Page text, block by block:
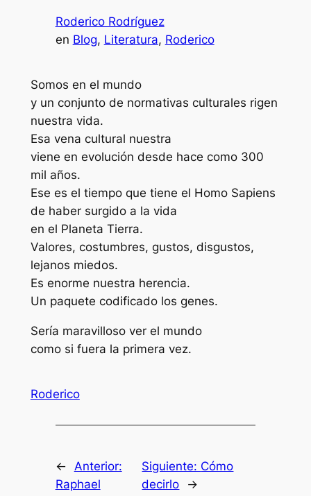
Roderico Rodríguez
en Blog, Literatura, Roderico
Somos en el mundo
y un conjunto de normativas culturales rigen
nuestra vida.
Esa vena cultural nuestra
viene en evolución desde hace como 300
mil años.
Ese es el tiempo que tiene el Homo Sapiens
de haber surgido a la vida
en el Planeta Tierra.
Valores, costumbres, gustos, disgustos,
lejanos miedos.
Es enorme nuestra herencia.
Un paquete codificado los genes.
Sería maravilloso ver el mundo
como si fuera la primera vez.
Roderico
←
Anterior:
Raphael
Siguiente: Cómo
decirlo
→